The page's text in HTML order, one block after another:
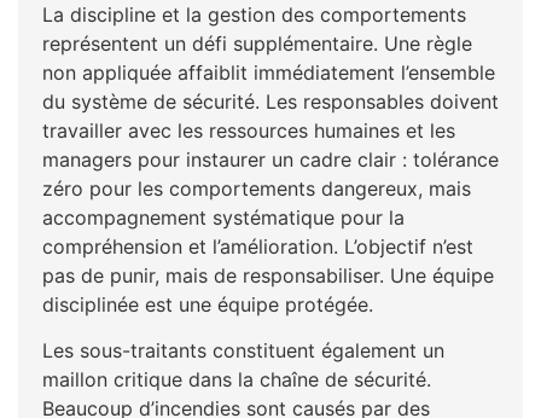
La discipline et la gestion des comportements
représentent un défi supplémentaire. Une règle
non appliquée affaiblit immédiatement l’ensemble
du système de sécurité. Les responsables doivent
travailler avec les ressources humaines et les
managers pour instaurer un cadre clair : tolérance
zéro pour les comportements dangereux, mais
accompagnement systématique pour la
compréhension et l’amélioration. L’objectif n’est
pas de punir, mais de responsabiliser. Une équipe
disciplinée est une équipe protégée.
Les sous-traitants constituent également un
maillon critique dans la chaîne de sécurité.
Beaucoup d’incendies sont causés par des